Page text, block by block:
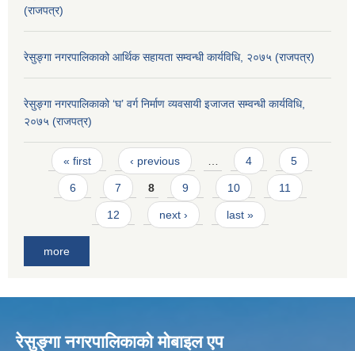
(राजपत्र)
रेसुङ्गा नगरपालिकाको आर्थिक सहायता सम्वन्धी कार्यविधि, २०७५ (राजपत्र)
रेसुङ्गा नगरपालिकाको ‘घ’ वर्ग निर्माण व्यवसायी इजाजत सम्वन्धी कार्यविधि,
२०७५ (राजपत्र)
Pages
« first ‹ previous 4 5
6 7 8 9 10 11
12 next › last »
more
रेसुङ्गा नगरपालिकाकाे माेबाइल एप